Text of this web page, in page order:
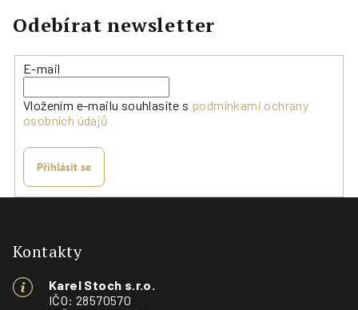
Odebírat newsletter
E-mail
Vložením e-mailu souhlasíte s podmínkami ochrany
osobních údajů
Přihlásit se
Kontakty
Karel Stoch s.r.o.
IČO: 28570570